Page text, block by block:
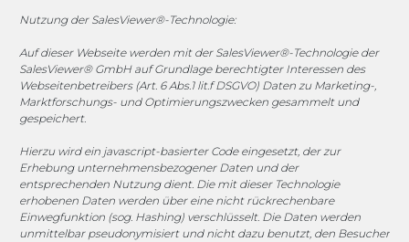
Nutzung der SalesViewer®-Technologie:
Auf dieser Webseite werden mit der SalesViewer®-Technologie der
SalesViewer® GmbH auf Grundlage berechtigter Interessen des
Webseitenbetreibers (Art. 6 Abs.1 lit.f DSGVO) Daten zu Marketing-,
Marktforschungs- und Optimierungszwecken gesammelt und
gespeichert.
Hierzu wird ein javascript-basierter Code eingesetzt, der zur
Erhebung unternehmensbezogener Daten und der
entsprechenden Nutzung dient. Die mit dieser Technologie
erhobenen Daten werden über eine nicht rückrechenbare
Einwegfunktion (sog. Hashing) verschlüsselt. Die Daten werden
unmittelbar pseudonymisiert und nicht dazu benutzt, den Besucher
Sponsoring
1. FC Monheim
COOKIE-RICHTLINIE (EU)